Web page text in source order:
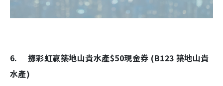
6. 擲彩虹贏築地山貴水產$50現金券 (B123 築地山貴
水產)